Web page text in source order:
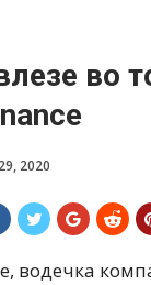
во
2020
водечка